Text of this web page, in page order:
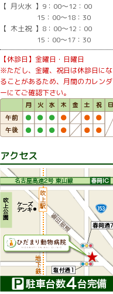
【 月火水 】9：00〜12：00
15：00〜18：30
【 木土祝 】8：00〜12：00
15：00〜17：30
【休診日】金曜日・日曜日
※ただし、金曜、祝日は休診日にな
ることがあるため、月間のカレンダ
ーにてご確認下さい。
アクセス